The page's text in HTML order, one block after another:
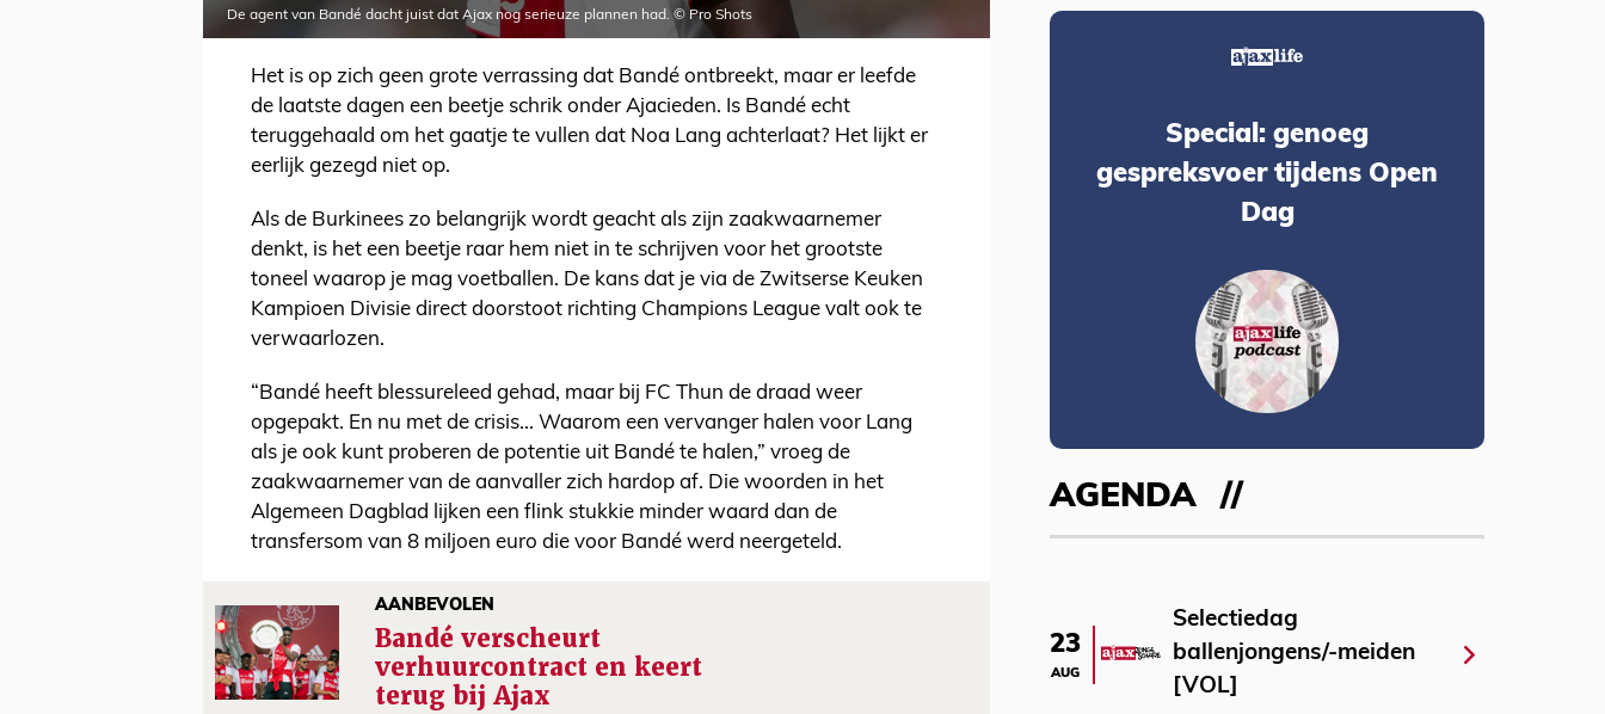
De agent van Bandé dacht juist dat Ajax nog serieuze plannen had. © Pro Shots
Het is op zich geen grote verrassing dat Bandé ontbreekt, maar er leefde
de laatste dagen een beetje schrik onder Ajacieden. Is Bandé echt
teruggehaald om het gaatje te vullen dat Noa Lang achterlaat? Het lijkt er
eerlijk gezegd niet op.
Als de Burkinees zo belangrijk wordt geacht als zijn zaakwaarnemer
denkt, is het een beetje raar hem niet in te schrijven voor het grootste
toneel waarop je mag voetballen. De kans dat je via de Zwitserse Keuken
Kampioen Divisie direct doorstoot richting Champions League valt ook te
verwaarlozen.
“Bandé heeft blessureleed gehad, maar bij FC Thun de draad weer
opgepakt. En nu met de crisis... Waarom een vervanger halen voor Lang
als je ook kunt proberen de potentie uit Bandé te halen,” vroeg de
zaakwaarnemer van de aanvaller zich hardop af. Die woorden in het
Algemeen Dagblad lijken een flink stukkie minder waard dan de
transfersom van 8 miljoen euro die voor Bandé werd neergeteld.
AANBEVOLEN
Bandé verscheurt
verhuurcontract en keert
terug bij Ajax
Special: genoeg
gespreksvoer tijdens Open
Dag
AGENDA
23
AUG
Selectiedag
ballenjongens/-meiden
[VOL]